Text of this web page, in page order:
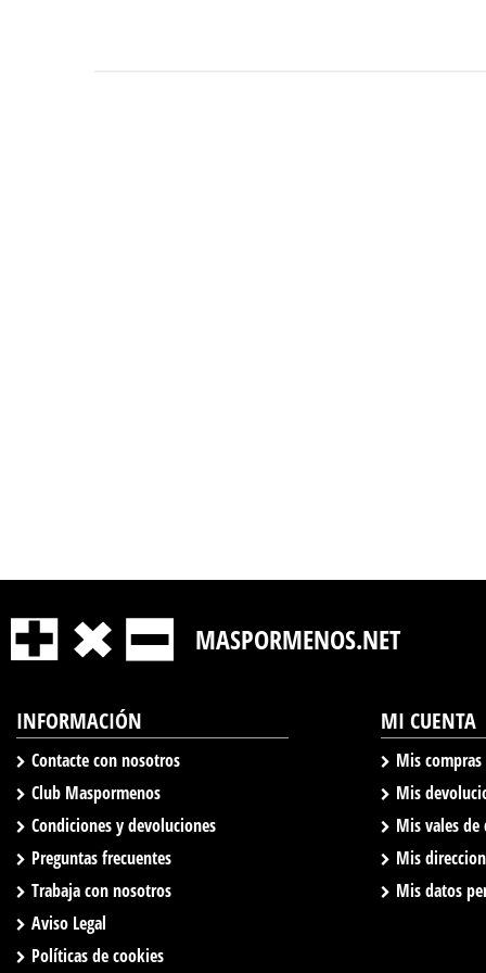
MASPORMENOS.NET
INFORMACIÓN
Contacte con nosotros
Club Maspormenos
Condiciones y devoluciones
Preguntas frecuentes
Trabaja con nosotros
Aviso Legal
Políticas de cookies
MI CUENTA
Mis compras
Mis
Mis vales de
Mis
Mis datos